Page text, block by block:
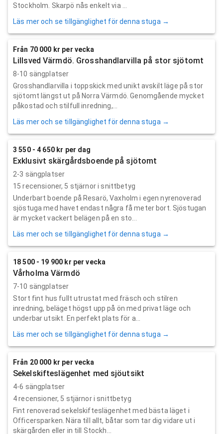
Stockholm. Skarpö nås enkelt via ...
Läs mer och se tillgänglighet för denna stuga →
Från 70 000 kr per vecka
Lillsved Värmdö. Grosshandlarvilla på stor sjötomt
8-10 sängplatser
Grosshandlarvilla i toppskick med unikt avskilt läge på stor
sjötomt längst ut på Norra Värmdö. Genomgående mycket
påkostad och stilfull inredning,...
Läs mer och se tillgänglighet för denna stuga →
3 550 - 4 650 kr per dag
Exklusivt skärgårdsboende på sjötomt
2-3 sängplatser
15 recensioner, 5 stjärnor i snittbetyg
Underbart boende på Resarö, Vaxholm i egen nyrenoverad
sjöstuga med havet endast några få meter bort. Sjöstugan
är mycket vackert belägen på en sto...
Läs mer och se tillgänglighet för denna stuga →
18 500 - 19 900 kr per vecka
Vårholma Värmdö
7-10 sängplatser
Stort fint hus fullt utrustat med fräsch och stilren
inredning, beläget högst upp på ön med privat läge och
underbar utsikt. En perfekt plats för a...
Läs mer och se tillgänglighet för denna stuga →
Från 20 000 kr per vecka
Sekelskifteslägenhet med sjöutsikt
4-6 sängplatser
4recensioner, 5 stjärnor i snittbetyg
Fint renoverad sekelskifteslägenhet med bästa läget i
Officersparken. Nära till allt, båtar som tar dig vidare ut i
skärgården eller in till Stockh...